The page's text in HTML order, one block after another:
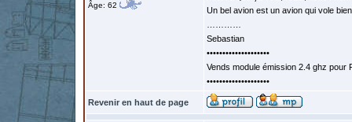
Âge: 62
Un bel avion est un avion qui vole
Sebastian
••••••••••••••••••••
Vends module émission 2.4 ghz
••••••••••••••••••••
Revenir en haut de page